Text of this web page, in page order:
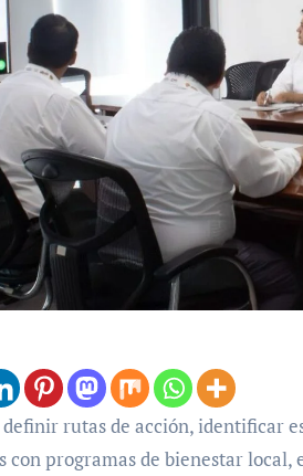
programas de bienestar